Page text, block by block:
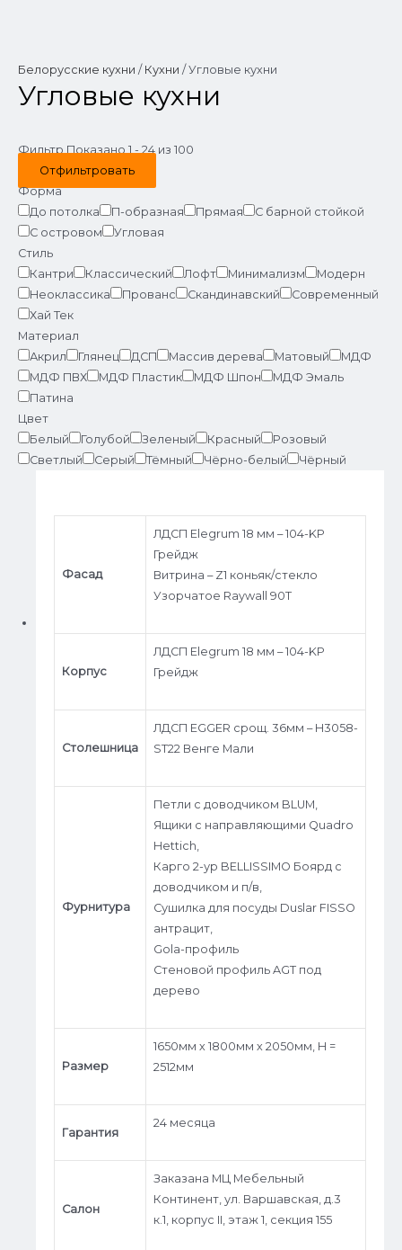
Белорусские кухни / Кухни / Угловые кухни
Угловые кухни
ФильтрПоказано 1 - 24 из 100
Отфильтровать
Форма
До потолка
П-образная Прямая
С барной стойкой
С островом
Угловая
Стиль
Кантри
Классический Лофт Минимализм
Модерн
Неоклассика
Прованс Скандинавский
Современный
Хай Тек
Материал
Акрил
Глянец ДСП Массив дерева Матовый
МДФ
МДФ ПВХ
МДФ Пластик МДФ Шпон
МДФ Эмаль
Патина
Цвет
Белый
Голубой Зеленый Красный
Розовый
Светлый
Серый Тёмный Чёрно-белый Чёрный
Фасад
ЛДСП Elegrum 18 мм – 104-KP
Грейдж
Витрина – Z1 коньяк/стекло
Узорчатое Raywall 90T
Корпус
ЛДСП Elegrum 18 мм – 104-KP
Грейдж
Столешница
ЛДСП EGGER срощ. 36мм – H3058-
ST22 Венге Мали
Фурнитура
Петли c доводчиком BLUM,
Ящики с направляющими Quadro
Hettich,
Карго 2-ур BELLISSIMO Боярд с
доводчиком и п/в,
Сушилка для посуды Duslar FISSO
антрацит,
Gola-профиль
Стеновой профиль AGT под
дерево
Размер
1650мм х 1800мм х 2050мм, Н =
2512мм
Гарантия
24 месяца
Салон
Заказана МЦ Мебельный
Континент, ул. Варшавская, д.3
к.1, корпус II, этаж 1, секция 155